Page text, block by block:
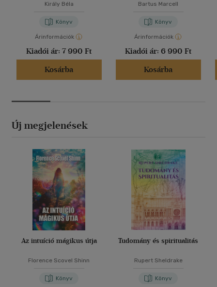
Király Béla
Könyv
Árinformációk
Kiadói ár: 7 990 Ft
Kosárba
Bartus Marcell
Könyv
Árinformációk
Kiadói ár: 6 990 Ft
Kosárba
Új megjelenések
Az intuíció mágikus útja
Florence Scovel Shinn
Könyv
Tudomány és spiritualitás
Rupert Sheldrake
Könyv